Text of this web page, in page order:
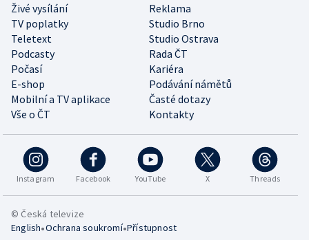
Živé vysílání
Reklama
TV poplatky
Studio Brno
Teletext
Studio Ostrava
Podcasty
Rada ČT
Počasí
Kariéra
E-shop
Podávání námětů
Mobilní a TV aplikace
Časté dotazy
Vše o ČT
Kontakty
Instagram Facebook YouTube X Threads
© Česká televize
English•Ochrana soukromí•Přístupnost